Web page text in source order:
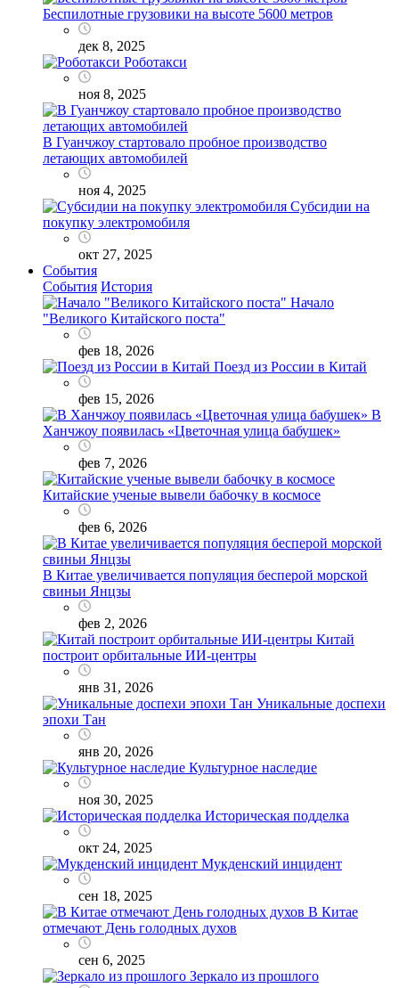
Беспилотные грузовики на высоте 5600 метров
дек 8, 2025
Роботакси
ноя 8, 2025
В Гуанчжоу стартовало пробное производство
летающих автомобилей
ноя 4, 2025
Субсидии на
покупку электромобиля
окт 27, 2025
События
События История
Начало
"Великого Китайского поста"
фев 18, 2026
Поезд из России в Китай
фев 15, 2026
В
Ханчжоу появилась «Цветочная улица бабушек»
фев 7, 2026
Китайские ученые вывели бабочку в космосе
фев 6, 2026
В Китае увеличивается популяция бесперой морской
свиньи Янцзы
фев 2, 2026
Китай
построит орбитальные ИИ-центры
янв 31, 2026
Уникальные доспехи
эпохи Тан
янв 20, 2026
Культурное наследие
ноя 30, 2025
Историческая подделка
окт 24, 2025
Мукденский инцидент
сен 18, 2025
В Китае
отмечают День голодных духов
сен 6, 2025
Зеркало из прошлого